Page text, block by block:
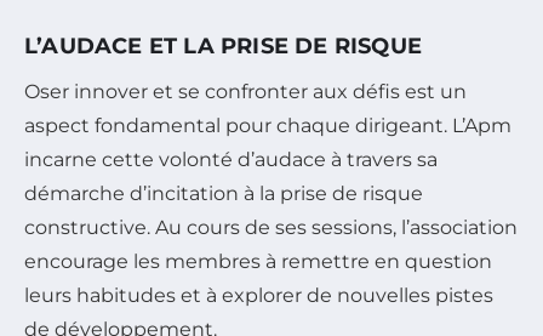
L’AUDACE ET LA PRISE DE RISQUE
Oser innover et se confronter aux défis est un
aspect fondamental pour chaque dirigeant. L’Apm
incarne cette volonté d’audace à travers sa
démarche d’incitation à la prise de risque
constructive. Au cours de ses sessions, l’association
encourage les membres à remettre en question
leurs habitudes et à explorer de nouvelles pistes
de développement.